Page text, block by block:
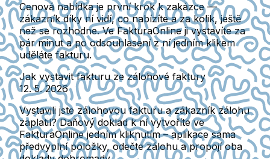
Cenová nabídka je první krok k zakázce —
zákazník díky ní vidí, co nabízíte a za kolik, ještě
než se rozhodne. Ve FakturaOnline ji vystavíte za
pár minut a po odsouhlasení z ní jedním klikem
uděláte fakturu.
Jak vystavit fakturu ze zálohové faktury
12. 5. 2026
Vystavili jste zálohovou fakturu a zákazník zálohu
zaplatil? Daňový doklad k ní vytvoříte ve
FakturaOnline jedním kliknutím – aplikace sama
předvyplní položky, odečte zálohu a propojí oba